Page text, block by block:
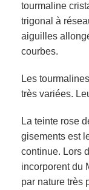
tourmaline
trigonal à
aiguilles
courbes.
Les
très variées.
La teinte rose
gisements est
continue. Lors
incorporent du
par nature très